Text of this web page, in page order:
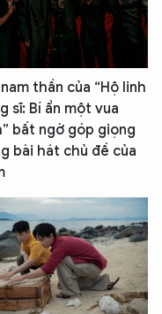
thần của “Hộ linh
sĩ: Bí ẩn một vua
bất ngờ góp giọng
bài hát chủ đề của